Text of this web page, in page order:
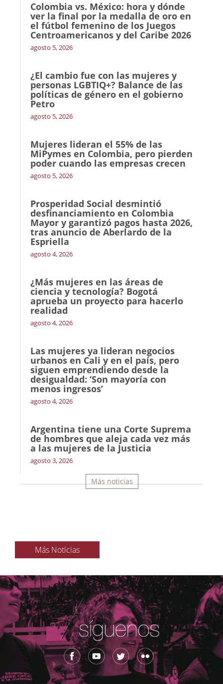
Colombia vs. México: hora y dónde
ver la final por la medalla de oro en
el fútbol femenino de los Juegos
Centroamericanos y del Caribe 2026
agosto 5, 2026
¿El cambio fue con las mujeres y
personas LGBTIQ+? Balance de las
políticas de género en el gobierno
Petro
agosto 5, 2026
Mujeres lideran el 55% de las
MiPymes en Colombia, pero pierden
poder cuando las empresas crecen
agosto 5, 2026
Prosperidad Social desmintió
desfinanciamiento en Colombia
Mayor y garantizó pagos hasta 2026,
tras anuncio de Aberlardo de la
Espriella
agosto 4, 2026
¿Más mujeres en las áreas de
ciencia y tecnología? Bogotá
aprueba un proyecto para hacerlo
realidad
agosto 4, 2026
Las mujeres ya lideran negocios
urbanos en Cali y en el país, pero
siguen emprendiendo desde la
desigualdad: ‘Son mayoría con
menos ingresos’
agosto 4, 2026
Argentina tiene una Corte Suprema
de hombres que aleja cada vez más
a las mujeres de la Justicia
agosto 3, 2026
Más noticias
Más Noticias